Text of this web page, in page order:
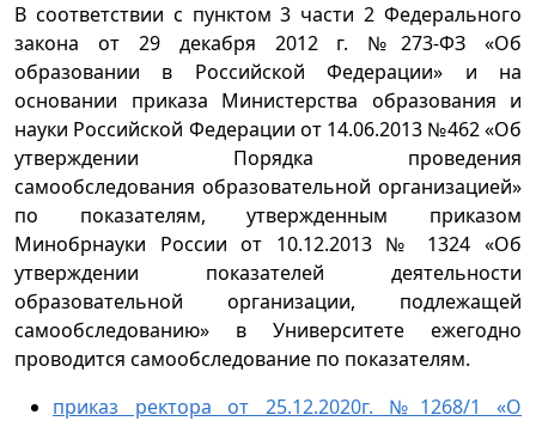
В соответствии с пунктом 3 части 2 Федерального
закона от 29 декабря 2012 г. №273-ФЗ «Об
образовании в Российской Федерации» и на
основании приказа Министерства образования и
науки Российской Федерации от 14.06.2013 №462 «Об
утверждении Порядка проведения
самообследования образовательной организацией»
по показателям, утвержденным приказом
Минобрнауки России от 10.12.2013 № 1324 «Об
утверждении показателей деятельности
образовательной организации, подлежащей
самообследованию» в Университете ежегодно
проводится самообследование по показателям.
приказ ректора от 25.12.2020г. №1268/1 «О